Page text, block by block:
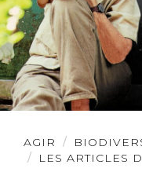
AGIR
LES ARTICLES
Lire
l'article